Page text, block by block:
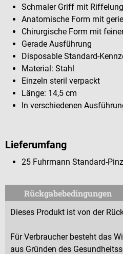
Schmaler Griff mit
Anatomische Form mit
Chirurgische Form mit
Gerade Ausführung
Disposable Standard-
Material: Stahl
Einzeln steril verpackt
Länge: 14,5 cm
In verschiedenen
Lieferumfang
25 Fuhrmann Standard-
Rückgabebedingungen
Dieses Produkt ist von der
Für Verbraucher besteht das
aus Gründen des